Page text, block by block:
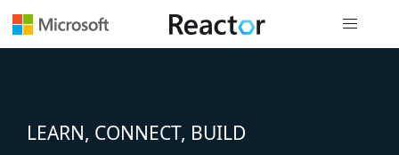
LEARN, CONNECT, BUILD